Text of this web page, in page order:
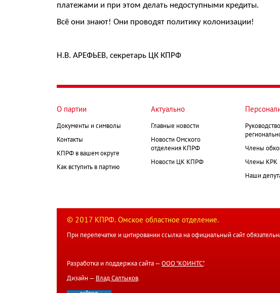
платежами и при этом делать недоступными кредиты.
Всё они знают! Они проводят политику колонизации!
Н.В. АРЕФЬЕВ, секретарь ЦК КПРФ
О партии
Документы и символы
Контакты
КПРФ в вашем округе
Как вступить в партию
Актуально
Главные новости
Новости Омского
отделения КПРФ
Новости ЦК КПРФ
Руководство
Члены
Члены КРК
Наши
© 2017 КПРФ. Омское областное отделение.
При перепечатке и цитировании ссылка на официальный сайт
Разработка и поддержка сайта — ООО "КОИНТС".
Дизайн — Влад Салтыков.